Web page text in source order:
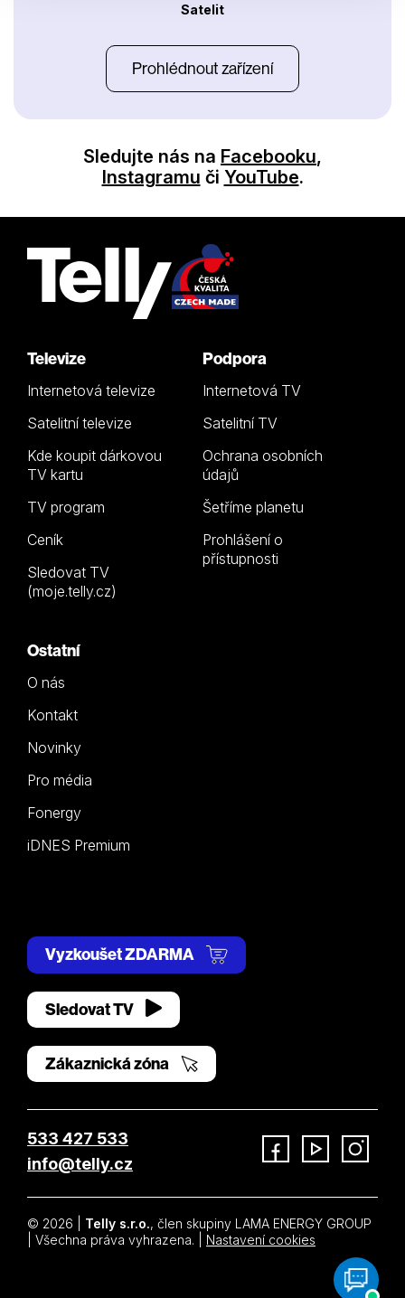
Satelit
Prohlédnout zařízení
Sledujte nás na Facebooku,
Instagramu či YouTube.
Televize
Internetová televize
Satelitní televize
Kde koupit dárkovou
TV kartu
TV program
Ceník
Sledovat TV
(moje.telly.cz)
Podpora
Internetová TV
Satelitní TV
Ochrana osobních
údajů
Šetříme planetu
Prohlášení o
přístupnosti
Ostatní
O nás
Kontakt
Novinky
Pro média
Fonergy
iDNES Premium
Vyzkoušet ZDARMA
Sledovat TV
Zákaznická zóna
533 427 533
info@telly.cz
© 2026 | Telly s.r.o., člen skupiny LAMA ENERGY GROUP
| Všechna práva vyhrazena. | Nastavení cookies